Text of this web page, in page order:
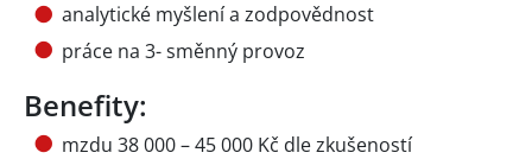
analytické myšlení a zodpovědnost
práce na 3- směnný provoz
Benefity:
mzdu 38 000 – 45 000 Kč dle zkušeností